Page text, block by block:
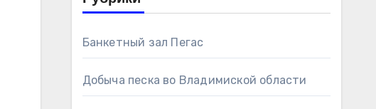
Банкетный зал Пегас
Добыча песка во Владимиской области